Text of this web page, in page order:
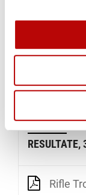
RESULTATE,
Rifle